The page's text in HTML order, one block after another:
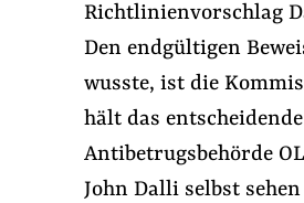
Richtlinienvorschlag
Den endgültigen
wusste, ist die
hält das
Antibetrugsbehörde
John Dalli selbst